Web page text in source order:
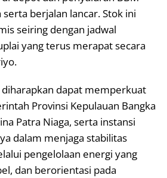
berjalan lancar. Stok ini
seiring dengan jadwal
yang terus merapat secara
dapat memperkuat
Provinsi Kepulauan Bangka
Patra Niaga, serta instansi
dalam menjaga stabilitas
pengelolaan energi yang
dan berorientasi pada